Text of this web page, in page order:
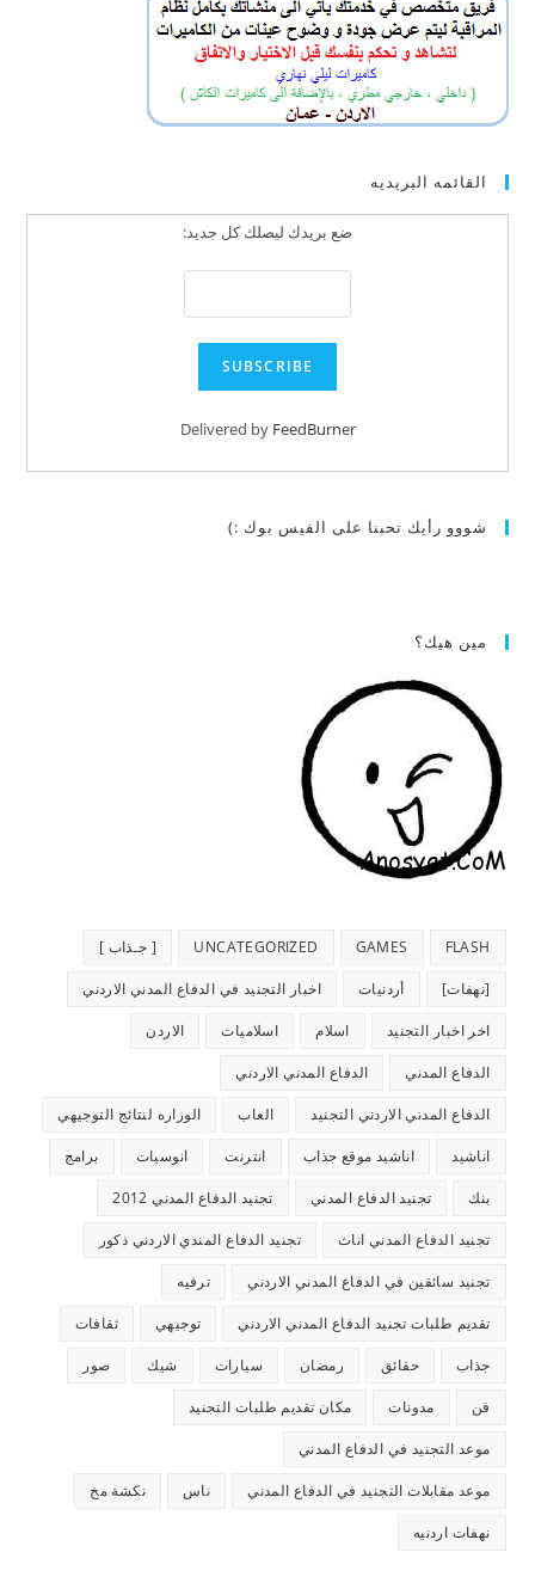
القائمه البريديه
ضع بريدك ليصلك كل جديد:
Delivered by FeedBurner
شووو رأيك تحبنا على الفيس بوك :)
مين هيك؟
FLASH
GAMES
UNCATEGORIZED [ جـذاب ]
[نهفات] أردنيات اخبار التجنيد في الدفاع المدني الاردني
اخر اخبار التجنيد اسلام اسلاميات الاردن
الدفاع المدني الدفاع المدني الاردني
الدفاع المدني الاردني التجنيد العاب الوزاره لنتائج التوجيهي
اناشيد اناشيد موقع جذاب انترنت انوسيات برامج
بنك تجنيد الدفاع المدني تجنيد الدفاع المدني 2012
تجنيد الدفاع المدني اناث تجنيد الدفاع المندي الاردني ذكور
تجنيد سائقين في الدفاع المدني الاردني ترفيه
تقديم طلبات تجنيد الدفاع المدني الاردني توجيهي ثقافات
جذاب حقائق رمضان سيارات شيك صور
فن مدونات مكان تقديم طلبات التجنيد
موعد التجنيد في الدفاع المدني
موعد مقابلات التجنيد في الدفاع المدني ناس نكشة مخ
نهفات اردنيه